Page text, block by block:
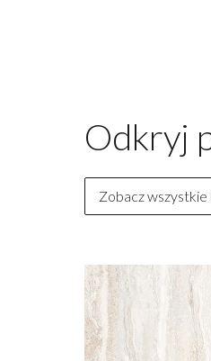
Odkryj
Zobacz wszystkie